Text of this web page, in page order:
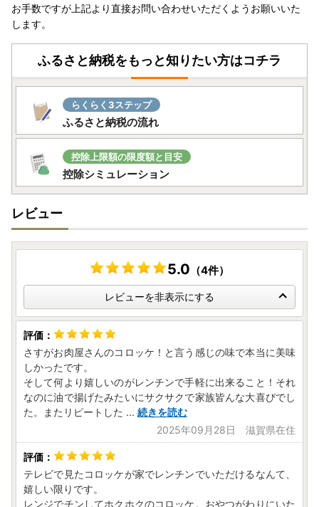
お手数ですが上記より直接お問い合わせいただくようお願いいた
します。
ふるさと納税をもっと知りたい方はコチラ
らくらく3ステップ
ふるさと納税の流れ
控除上限額の限度額と目安
控除シミュレーション
レビュー
5.0 （4件）
レビューを非表示にする
さすがお肉屋さんのコロッケ！と言う感じの味で本当に美味
しかったです。
そして何より嬉しいのがレンチンで手軽に出来ること！それ
なのに油で揚げたみたいにサクサクで家族皆んな大喜びでし
た。またリピートした ... 続きを読む
2025年09月28日 滋賀県在住
テレビで見たコロッケが家でレンチンでいただけるなんて、
嬉しい限りです。
レンジでチンしてホクホクのコロッケ。おやつがわりにいた